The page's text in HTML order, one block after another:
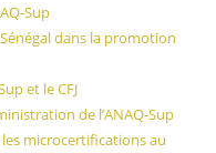
Sup
dans la promotion
et le CFJ
de l’ANAQ-Sup
microcertifications au